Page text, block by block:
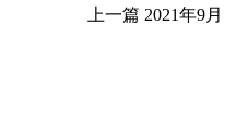
上一篇 2021年9月